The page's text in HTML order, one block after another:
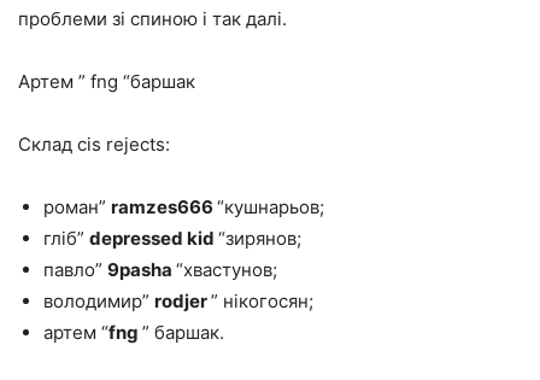
проблеми зі спиною і так далі.
Артем ” fng “баршак
Склад cis rejects:
роман” ramzes666 “кушнарьов;
гліб” depressed kid “зирянов;
павло” 9pasha “хвастунов;
володимир” rodjer” нікогосян;
артем “fng ” баршак.